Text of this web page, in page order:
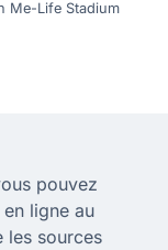
Me-Life Stadium
pouvez
ligne au
les sources